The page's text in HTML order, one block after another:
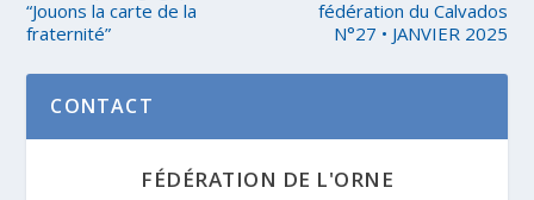
“Jouons la carte de la
fraternité”
fédération du Calvados
N°27 • JANVIER 2025
CONTACT
FÉDÉRATION DE L'ORNE